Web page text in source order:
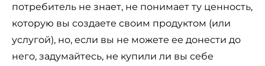
потребитель не знает, не понимает ту ценность,
которую вы создаете своим продуктом (или
услугой), но, если вы не можете ее донести до
него, задумайтесь, не купили ли вы себе